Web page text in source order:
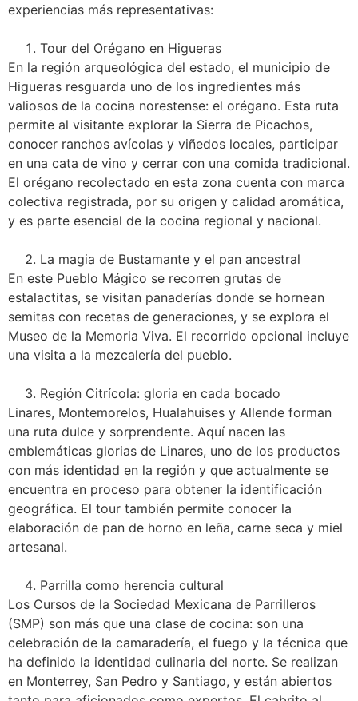
experiencias más representativas:
Tour del Orégano en Higueras
En la región arqueológica del estado, el municipio de
Higueras resguarda uno de los ingredientes más
valiosos de la cocina norestense: el orégano. Esta ruta
permite al visitante explorar la Sierra de Picachos,
conocer ranchos avícolas y viñedos locales, participar
en una cata de vino y cerrar con una comida tradicional.
El orégano recolectado en esta zona cuenta con marca
colectiva registrada, por su origen y calidad aromática,
y es parte esencial de la cocina regional y nacional.
La magia de Bustamante y el pan ancestral
En este Pueblo Mágico se recorren grutas de
estalactitas, se visitan panaderías donde se hornean
semitas con recetas de generaciones, y se explora el
Museo de la Memoria Viva. El recorrido opcional incluye
una visita a la mezcalería del pueblo.
Región Citrícola: gloria en cada bocado
Linares, Montemorelos, Hualahuises y Allende forman
una ruta dulce y sorprendente. Aquí nacen las
emblemáticas glorias de Linares, uno de los productos
con más identidad en la región y que actualmente se
encuentra en proceso para obtener la identificación
geográfica. El tour también permite conocer la
elaboración de pan de horno en leña, carne seca y miel
artesanal.
Parrilla como herencia cultural
Los Cursos de la Sociedad Mexicana de Parrilleros
(SMP) son más que una clase de cocina: son una
celebración de la camaradería, el fuego y la técnica que
ha definido la identidad culinaria del norte. Se realizan
en Monterrey, San Pedro y Santiago, y están abiertos